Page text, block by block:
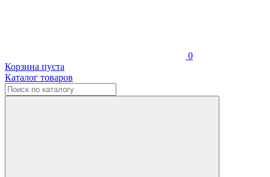
0
Корзина пуста
Каталог товаров